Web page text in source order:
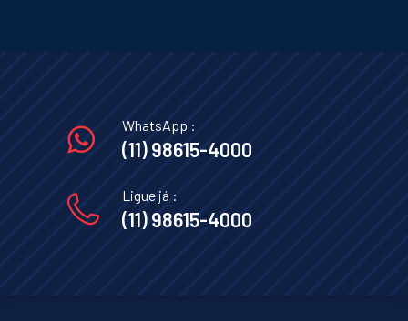
WhatsApp :
(11) 98615-4000
Ligue já :
(11) 98615-4000